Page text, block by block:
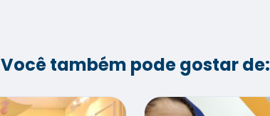
Você também pode gostar de: